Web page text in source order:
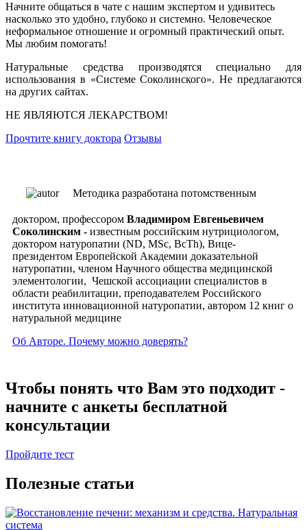
Начните общаться в чате с нашим экспертом и удивитесь
насколько это удобно, глубоко и системно. Человеческое
неформальное отношение и огромный практический опыт.
Мы любим помогать!
Натуральные средства производятся специально для
использования в «Системе Соколинского». Не предлагаются
на других сайтах.
НЕ ЯВЛЯЮТСЯ ЛЕКАРСТВОМ!
Прочтите книгу доктора Отзывы
Методика разработана потомственным
доктором, профессором Владимиром Евгеньевичем
Соколинским - известным российским нутрициологом,
доктором натуропатии (ND, MSc, ВсTh), Вице-
президентом Европейской Академии доказательной
натуропатии, членом Научного общества медицинской
элементологии, Чешской ассоциации специалистов в
области реабилитации, преподавателем Российского
института инновационной натуропатии, автором 12 книг о
натуральной медицине
Об Авторе. Почему можно доверять?
Чтобы понять что Вам это подходит -
начните с анкеты бесплатной
консультации
Пройдите тест
Полезные статьи